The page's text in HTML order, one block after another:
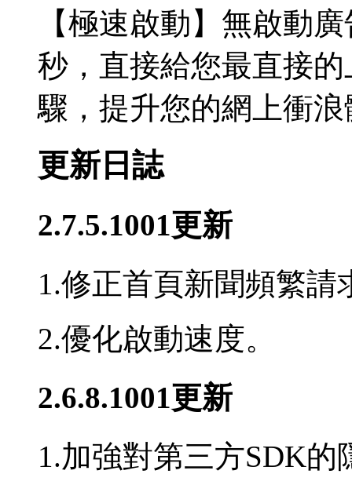
【極速啟動】無啟動
秒，直接給您最直接
驟，提升您的網上衝
更新日誌
2.7.5.1001更新
1.修正首頁新聞頻繁請
2.優化啟動速度。
2.6.8.1001更新
1.加強對第三方SDK的